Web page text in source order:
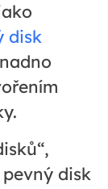
disk
disk